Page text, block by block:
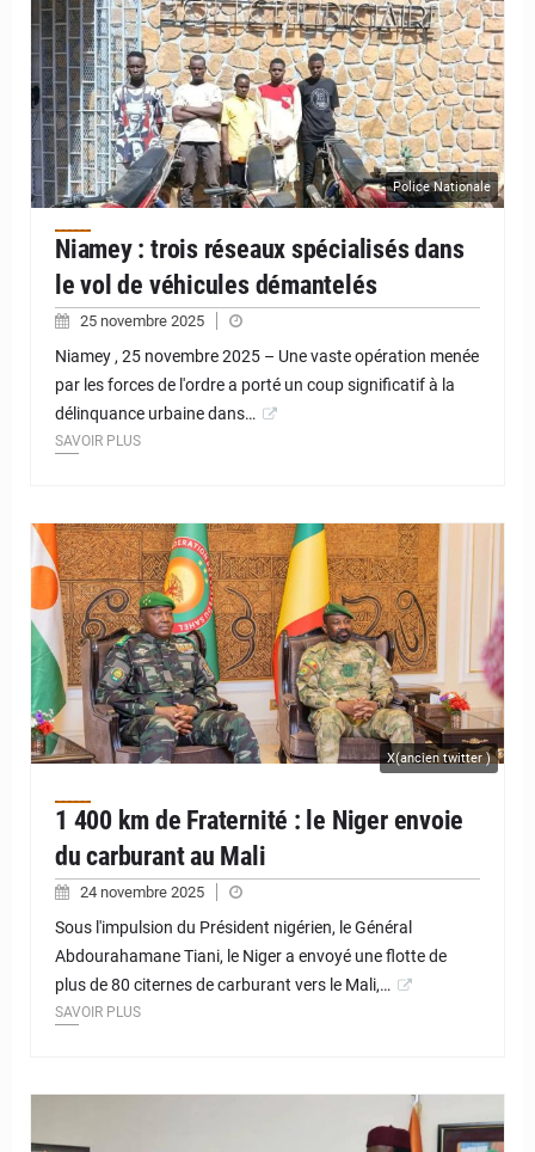
Police Nationale
Niamey : trois réseaux spécialisés dans
le vol de véhicules démantelés
25 novembre 2025
Niamey , 25 novembre 2025 – Une vaste opération menée
par les forces de l'ordre a porté un coup significatif à la
délinquance urbaine dans…
SAVOIR PLUS
X(ancien twitter )
1 400 km de Fraternité : le Niger envoie
du carburant au Mali
24 novembre 2025
Sous l'impulsion du Président nigérien, le Général
Abdourahamane Tiani, le Niger a envoyé une flotte de
plus de 80 citernes de carburant vers le Mali,…
SAVOIR PLUS